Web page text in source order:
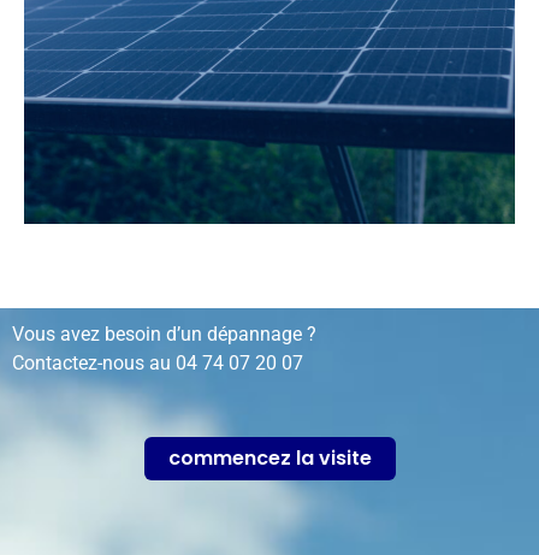
Vous avez besoin d’un dépannage ?
Contactez-nous au 04 74 07 20 07
commencez la visite